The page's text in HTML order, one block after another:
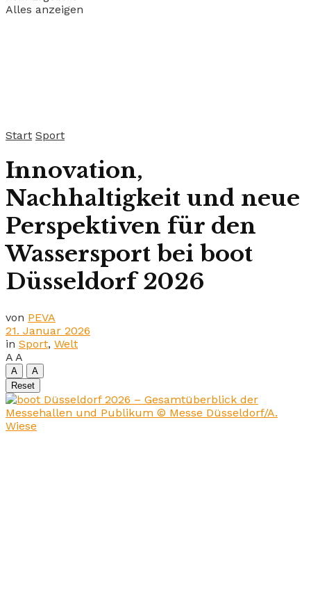
Alles anzeigen
Start Sport
Innovation,
Nachhaltigkeit und neue
Perspektiven für den
Wassersport bei boot
Düsseldorf 2026
von PEVA
21. Januar 2026
in Sport, Welt
A A
A
A
Reset